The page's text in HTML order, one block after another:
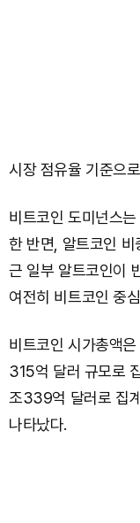
시장 점유율 기준으
비트코인 도미넌스
한 반면, 알트코인
근 일부 알트코인이
여전히 비트코인 중
비트코인 시가총액
315억 달러 규모로
조339억 달러로 집
나타났다.